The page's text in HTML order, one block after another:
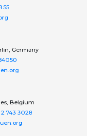
55
Germany
Belgium
2 743 3028